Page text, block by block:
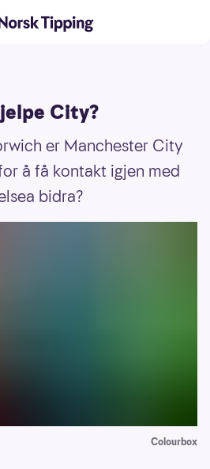
City?
er Manchester City
å få kontakt igjen med
bidra?
Colourbox